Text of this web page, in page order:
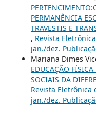
PERMANÊNCIA
TRAVESTIS E
, Revista
jan./dez.
Mariana Dimes
EDUCAÇÃO FÍSICA
SOCIAIS DA
Revista Eletrônica
jan./dez.